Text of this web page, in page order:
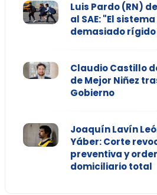
Luis Pardo (RN)
al SAE: "El
demasiado
Claudio Castillo
de Mejor Niñez
Gobierno
Joaquín Lavín
Yáber: Corte
preventiva y
domiciliario total